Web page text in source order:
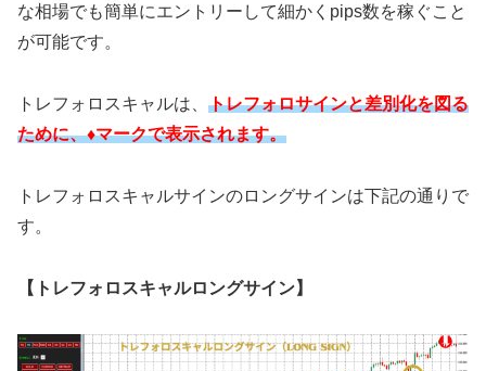
な相場でも簡単にエントリーして細かくpips数を稼ぐこと
が可能です。
トレフォロスキャルは、 トレフォロサインと差別化を図る
ために、♦マークで表示されます。
トレフォロスキャルサインのロングサインは下記の通りで
す。
【トレフォロスキャルロングサイン】